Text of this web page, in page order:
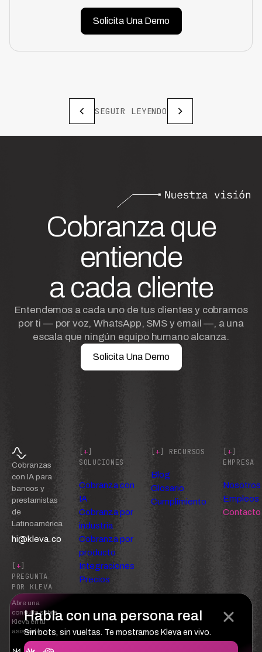
Solicita Una Demo
SEGUIR LEYENDO
Habla con una persona real
Sin bots, sin vueltas. Te mostramos Kleva en vivo.
Cobranza que
entiende
a cada cliente
Entendemos a cada uno de tus clientes y cobramos
por ti — por voz, WhatsApp, SMS y email —, a una
escala que ningún equipo humano alcanza.
Solicita Una Demo
Cobranzas
con IA para
bancos y
prestamistas
de
Latinoamérica
hi@kleva.co
[+]
PREGUNTA
POR KLEVA
Abre una
consulta sobre
Kleva en tu
asistente
[+]
SOLUCIONES
Cobranza con
IA
Cobranza por
industria
Cobranza por
producto
Integraciones
Precios
[+] RECURSOS
Blog
Glosario
Cumplimiento
[+]
EMPRESA
Nosotros
Empleos
Contacto